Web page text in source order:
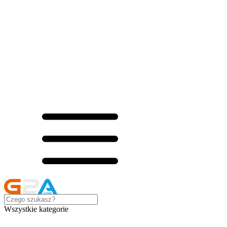
Wszystkie kategorie